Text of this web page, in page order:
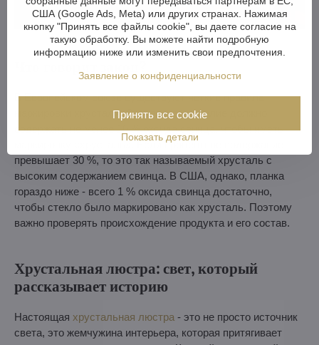
Что говорит закон?
В Европейском союзе существуют четкие правила
маркировки хрусталя. Стеклянное изделие должно
содержать не менее 10 % оксида свинца, чтобы иметь
маркировку «хрусталь». Если процентное содержание
превышает 30 %, то это так называемый хрусталь с
высоким содержанием свинца. В США, однако, планка
гораздо ниже - всего 1 % оксида свинца достаточно,
чтобы стекло было маркировано как хрусталь. Поэтому
важно проверять происхождение продукта и его состав.
Хрустальная люстра: свет, который
рассказывает историю
Настоящая хрустальная люстра - это не просто источник
света, это жемчужина интерьера, которая притягивает
США (Google Ads, Meta) или других странах. Нажимая
кнопку "Принять все файлы cookie", вы даете согласие на
такую обработку. Вы можете найти подробную
информацию ниже или изменить свои предпочтения.
Заявление о конфиденциальности
Показать детали
Принять все cookie